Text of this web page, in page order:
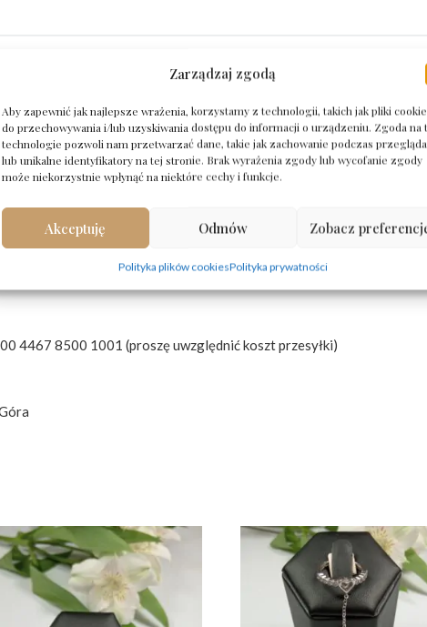
Zarządzaj zgodą
Aby zapewnić jak najlepsze wrażenia, korzystamy z technologii, takich jak pliki
do przechowywania i/lub uzyskiwania dostępu do informacji o urządzeniu. Zgoda na
technologie pozwoli nam przetwarzać dane, takie jak zachowanie podczas
lub unikalne identyfikatory na tej stronie. Brak wyrażenia zgody lub wycofanie zgody
może niekorzystnie wpłynąć na niektóre cechy i funkcje.
Akceptuję Odmów Zobacz
Polityka plików cookiesPolityka prywatności
4467 8500 1001 (proszę uwzględnić koszt przesyłki)